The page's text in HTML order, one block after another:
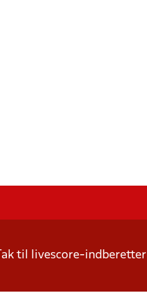
Tak til livescore-indberetter